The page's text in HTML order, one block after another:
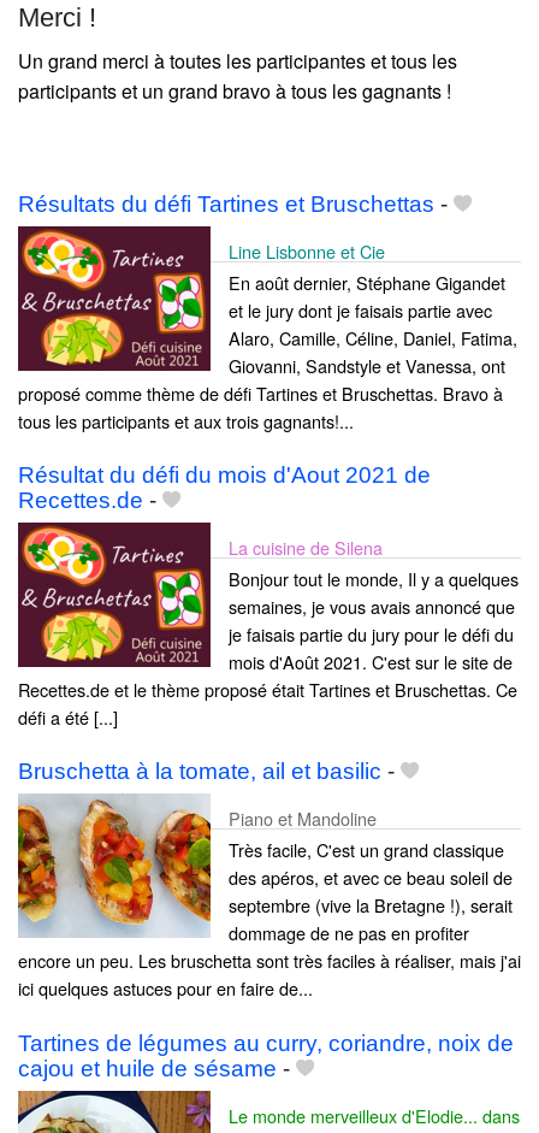
Merci !
Un grand merci à toutes les participantes et tous les
participants et un grand bravo à tous les gagnants !
Résultats du défi Tartines et Bruschettas -
Line Lisbonne et Cie
En août dernier, Stéphane Gigandet
et le jury dont je faisais partie avec
Alaro, Camille, Céline, Daniel, Fatima,
Giovanni, Sandstyle et Vanessa, ont
proposé comme thème de défi Tartines et Bruschettas. Bravo à
tous les participants et aux trois gagnants!...
Résultat du défi du mois d'Aout 2021 de
Recettes.de -
La cuisine de Silena
Bonjour tout le monde, Il y a quelques
semaines, je vous avais annoncé que
je faisais partie du jury pour le défi du
mois d'Août 2021. C'est sur le site de
Recettes.de et le thème proposé était Tartines et Bruschettas. Ce
défi a été [...]
Bruschetta à la tomate, ail et basilic -
Piano et Mandoline
Très facile, C'est un grand classique
des apéros, et avec ce beau soleil de
septembre (vive la Bretagne !), serait
dommage de ne pas en profiter
encore un peu. Les bruschetta sont très faciles à réaliser, mais j'ai
ici quelques astuces pour en faire de...
Tartines de légumes au curry, coriandre, noix de
cajou et huile de sésame -
Le monde merveilleux d'Elodie... dans